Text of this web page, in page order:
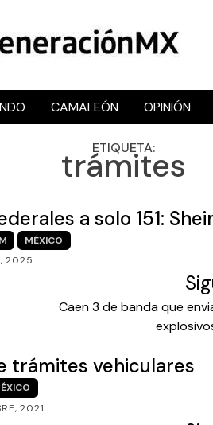
libre e independiente
CAMALEÓN OPINIÓN
ETIQUETA:
trámites
a solo 151:
MÉXICO
2025
Caen 3 de banda que
trámites vehiculares
2021